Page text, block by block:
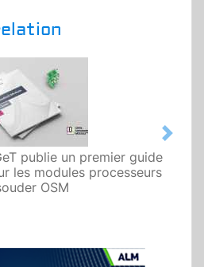
publie un premier guide
les modules processeurs
OSM
Next